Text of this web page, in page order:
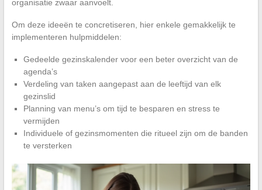
organisatie zwaar aanvoelt.
Om deze ideeën te concretiseren, hier enkele gemakkelijk te
implementeren hulpmiddelen:
Gedeelde gezinskalender voor een beter overzicht van de
agenda’s
Verdeling van taken aangepast aan de leeftijd van elk
gezinslid
Planning van menu’s om tijd te besparen en stress te
vermijden
Individuele of gezinsmomenten die ritueel zijn om de banden
te versterken